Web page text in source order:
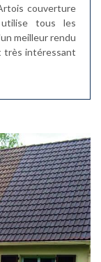
couverture
tous les
meilleur rendu
très intéressant